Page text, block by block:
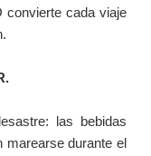
convierte cada viaje
las bebidas
marearse durante el